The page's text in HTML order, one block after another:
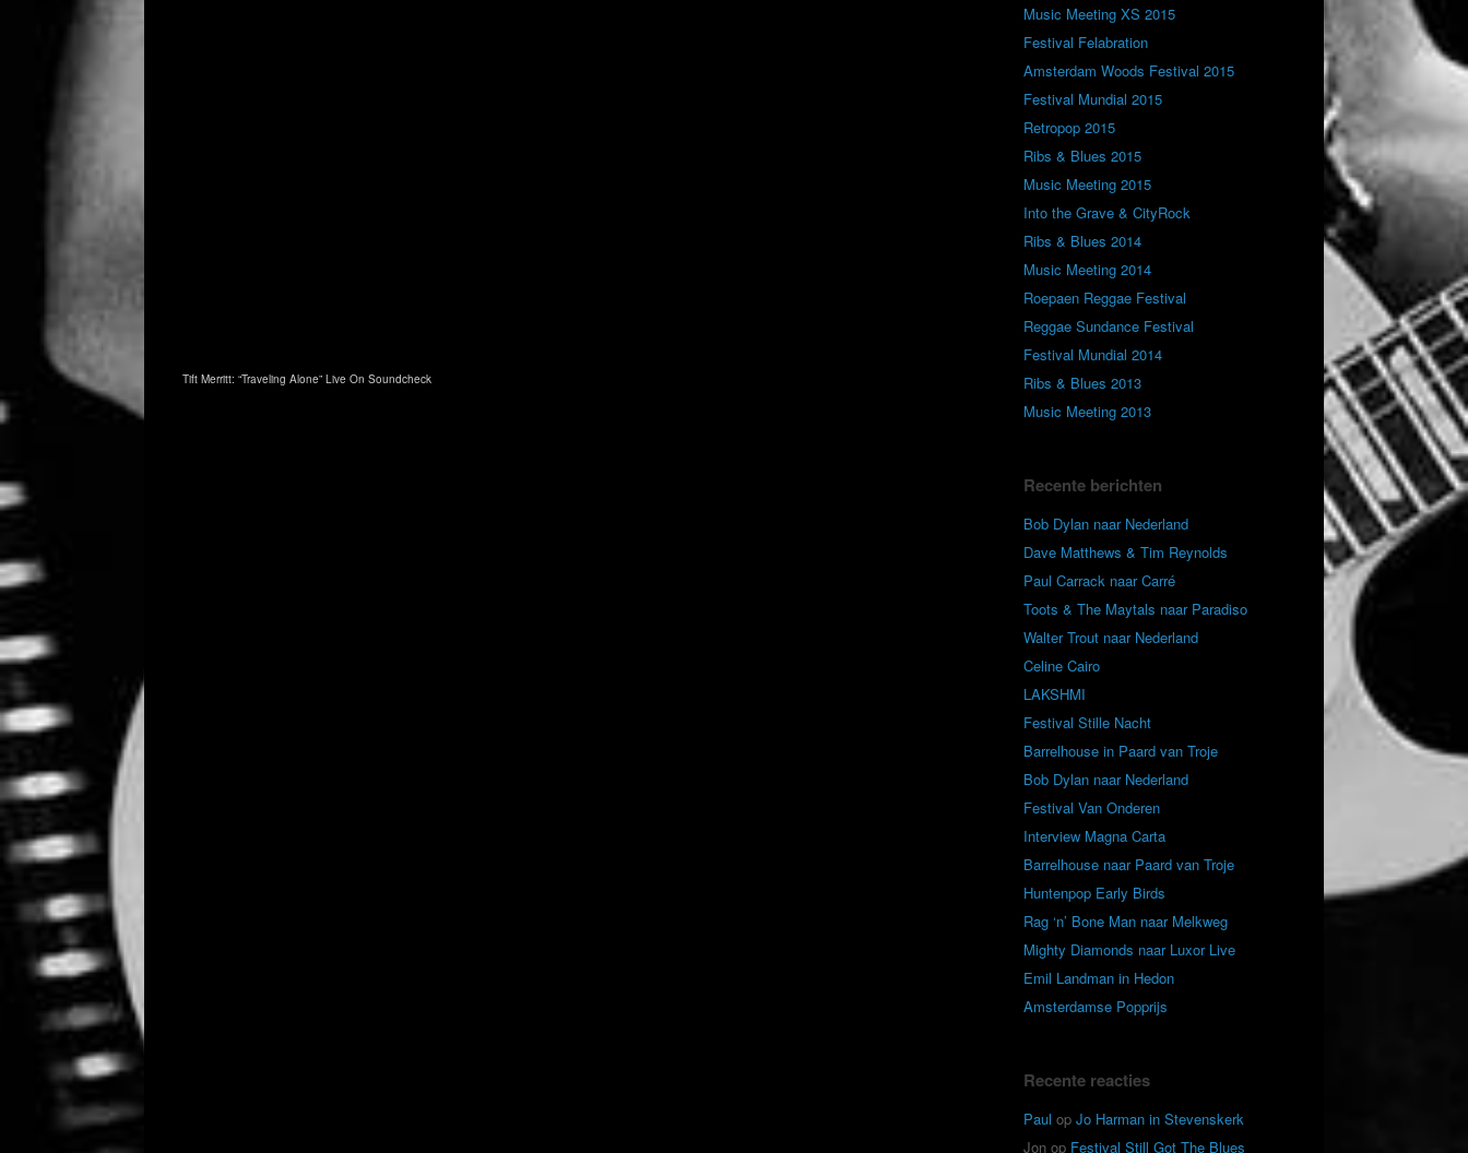
Tift Merritt: “Traveling Alone” Live On Soundcheck
Music Meeting XS 2015
Festival Felabration
Amsterdam Woods Festival 2015
Festival Mundial 2015
Retropop 2015
Ribs & Blues 2015
Music Meeting 2015
Into the Grave & CityRock
Ribs & Blues 2014
Music Meeting 2014
Roepaen Reggae Festival
Reggae Sundance Festival
Festival Mundial 2014
Ribs & Blues 2013
Music Meeting 2013
Recente berichten
Bob Dylan naar Nederland
Dave Matthews & Tim Reynolds
Paul Carrack naar Carré
Toots & The Maytals naar Paradiso
Walter Trout naar Nederland
Celine Cairo
LAKSHMI
Festival Stille Nacht
Barrelhouse in Paard van Troje
Bob Dylan naar Nederland
Festival Van Onderen
Interview Magna Carta
Barrelhouse naar Paard van Troje
Huntenpop Early Birds
Rag ‘n’ Bone Man naar Melkweg
Mighty Diamonds naar Luxor Live
Emil Landman in Hedon
Amsterdamse Popprijs
Recente reacties
Paul opJo Harman in Stevenskerk
Jon op Festival Still Got The Blues